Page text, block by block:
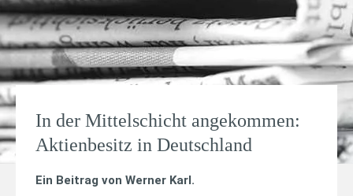
In der Mittelschicht angekommen:
Aktienbesitz in Deutschland
Ein Beitrag von Werner Karl.